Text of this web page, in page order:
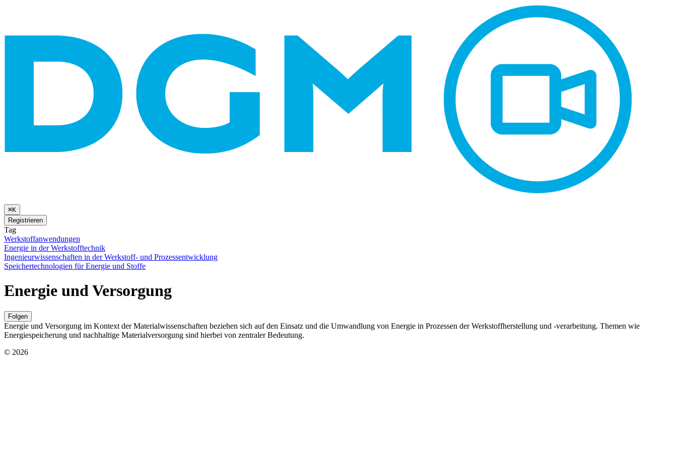
⌘K
Registrieren
Tag
Werkstoffanwendungen
Energie in der Werkstofftechnik
Ingenieurwissenschaften in der Werkstoff- und Prozessentwicklung
Speichertechnologien für Energie und Stoffe
Energie und Versorgung
Folgen
Energie und Versorgung im Kontext der Materialwissenschaften beziehen sich auf den Einsatz und die Umwandlung von Energie in Prozessen der Werkstoffherstellung und -verarbeitung. Themen wie
Energiespeicherung und nachhaltige Materialversorgung sind hierbei von zentraler Bedeutung.
© 2026